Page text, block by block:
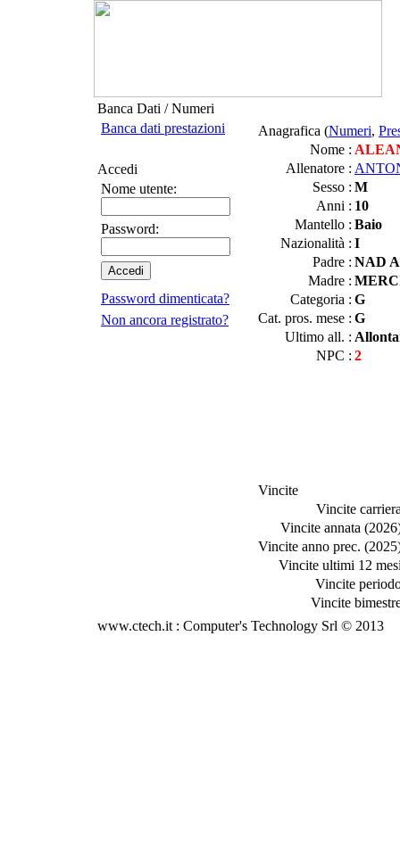
Banca Dati / Numeri
Banca dati prestazioni
Accedi
Nome utente:
Password:
Password dimenticata?
Non ancora registrato?
Anagrafica (Numeri,
Nome :
Allenatore :
Sesso : M
Anni : 10
Mantello : Baio
Nazionalità : I
Padre : NAD
Madre :
Categoria : G
Cat. pros. mese : G
Ultimo all. :
NPC : 2
Vincite
Vincite
Vincite annata
Vincite anno prec.
Vincite ultimi 12
Vincite
Vincite
www.ctech.it : Computer's Technology Srl © 2013